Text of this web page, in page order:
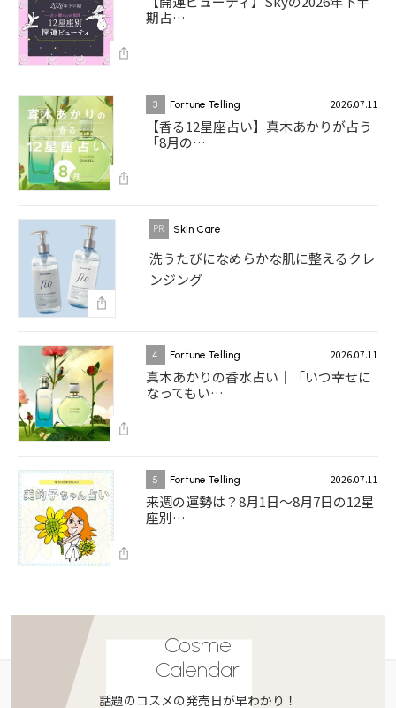
期占…
3 Fortune Telling 2026.07.11
【香る12星座占い】真木あかりが占う
「8月の…
Skin Care
洗うたびになめらかな肌に整えるクレ
ンジング
4 Fortune Telling 2026.07.11
真木あかりの香水占い｜「いつ幸せに
なってもい…
5 Fortune Telling 2026.07.11
来週の運勢は？8月1日～8月7日の12星
座別…
Cosme
Calendar
話題のコスメの発売日が早わかり！